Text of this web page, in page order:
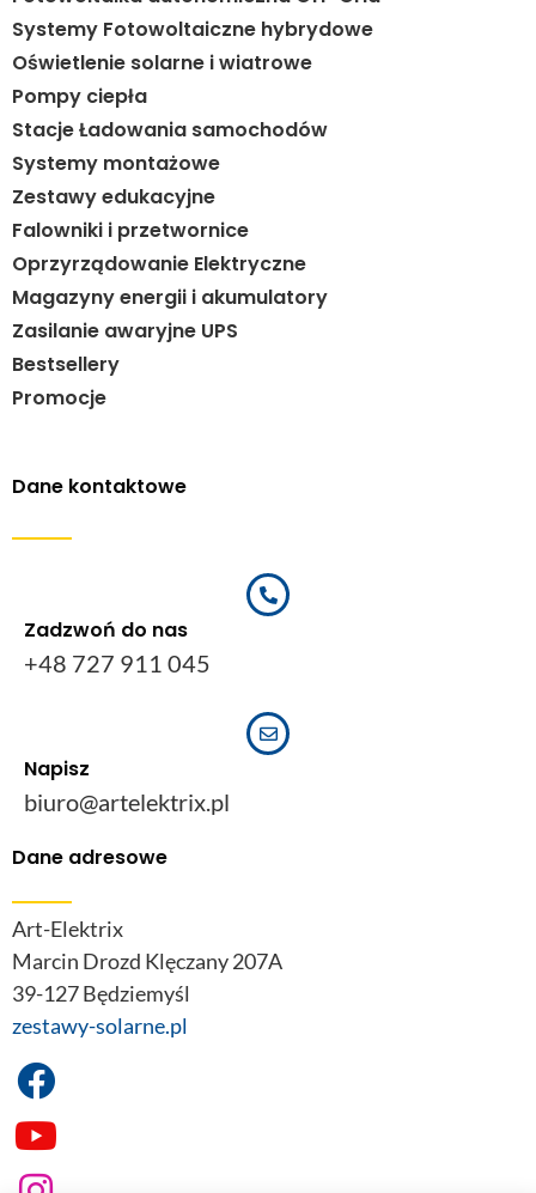
Systemy Fotowoltaiczne hybrydowe
Oświetlenie solarne i wiatrowe
Pompy ciepła
Stacje Ładowania samochodów
Systemy montażowe
Zestawy edukacyjne
Falowniki i przetwornice
Oprzyrządowanie Elektryczne
Magazyny energii i akumulatory
Zasilanie awaryjne UPS
Bestsellery
Promocje
Dane kontaktowe
Zadzwoń do nas
+48 727 911 045
Napisz
biuro@artelektrix.pl
Dane adresowe
Art-Elektrix
Marcin Drozd Klęczany 207A
39-127 Będziemyśl
zestawy-solarne.pl